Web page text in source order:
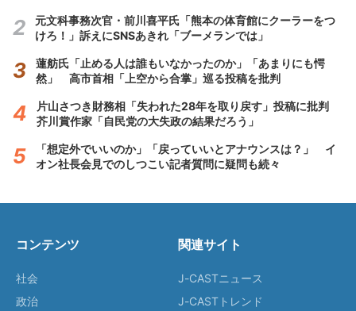
元文科事務次官・前川喜平氏「熊本の体育館にクーラーをつ
けろ！」訴えにSNSあきれ「ブーメランでは」
蓮舫氏「止める人は誰もいなかったのか」「あまりにも愕
然」 高市首相「上空から合掌」巡る投稿を批判
片山さつき財務相「失われた28年を取り戻す」投稿に批判
芥川賞作家「自民党の大失政の結果だろう」
「想定外でいいのか」「戻っていいとアナウンスは？」 イ
オン社長会見でのしつこい記者質問に疑問も続々
コンテンツ
社会
政治
関連サイト
J-CASTニュース
J-CASTトレンド